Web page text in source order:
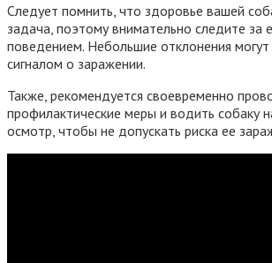
Следует помнить, что здоровье вашей
задача, поэтому внимательно следите за
поведением. Небольшие отклонения
сигналом о заражении.
Также, рекомендуется своевременно
профилактические меры и водить собаку
осмотр, чтобы не допускать риска ее